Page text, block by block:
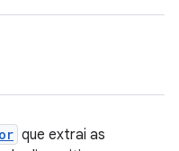
que extrai as